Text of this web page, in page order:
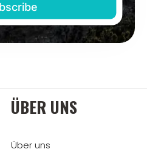
ÜBER UNS
Über uns